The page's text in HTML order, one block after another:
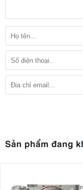
Sản phẩm đang